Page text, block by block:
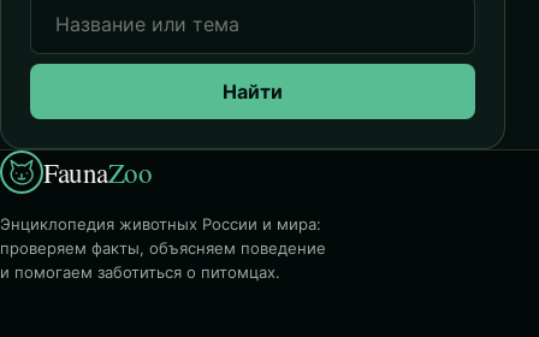
Найти
FaunaZoo
Энциклопедия животных России и мира:
проверяем факты, объясняем поведение
и помогаем заботиться о питомцах.